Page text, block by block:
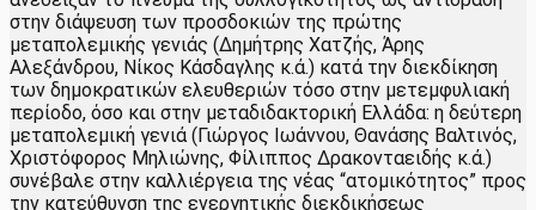
στην διάψευση των προσδοκιών της πρώτης
μεταπολεμικής γενιάς (Δημήτρης Χατζής, Άρης
Αλεξάνδρου, Νίκος Κάσδαγλης κ.ά.) κατά την διεκδίκηση
των δημοκρατικών ελευθεριών τόσο στην μετεμφυλιακή
περίοδο, όσο και στην μεταδιδακτορική Ελλάδα: η δεύτερη
μεταπολεμική γενιά (Γιώργος Ιωάννου, Θανάσης Βαλτινός,
Χριστόφορος Μηλιώνης, Φίλιππος Δρακονταειδής κ.ά.)
συνέβαλε στην καλλιέργεια της νέας “ατομικότητος” προς
την κατεύθυνση της ενεργητικής διεκδικήσεως